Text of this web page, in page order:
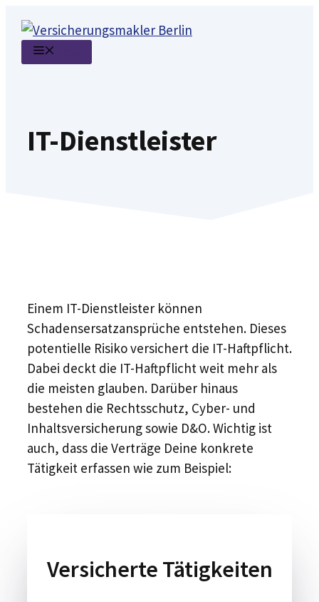
Inhalt
springen
IT-Dienstleister
Einem IT-Dienstleister können
Schadensersatzansprüche entstehen. Dieses
potentielle Risiko versichert die IT-Haftpflicht.
Dabei deckt die IT-Haftpflicht weit mehr als
die meisten glauben. Darüber hinaus
bestehen die Rechtsschutz, Cyber- und
Inhaltsversicherung sowie D&O. Wichtig ist
auch, dass die Verträge Deine konkrete
Tätigkeit erfassen wie zum Beispiel:
Versicherte Tätigkeiten